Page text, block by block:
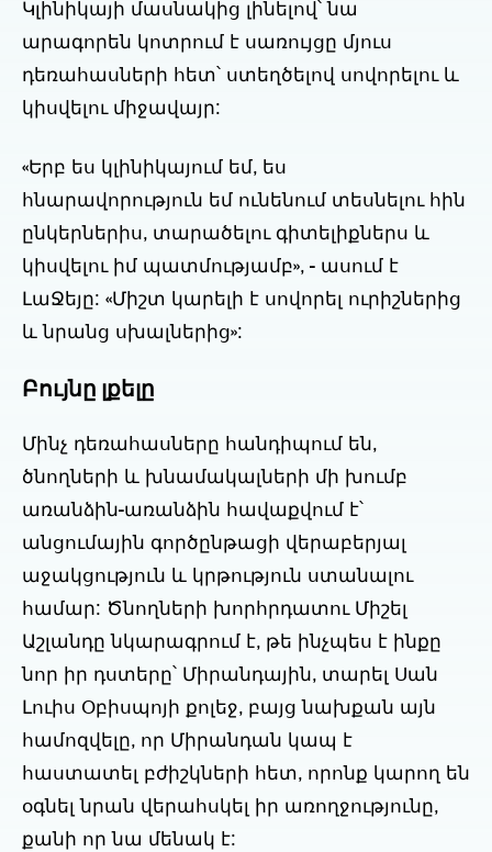
Կլինիկայի մասնակից լինելով՝ նա
արագորեն կոտրում է սառույցը մյուս
դեռահասների հետ՝ ստեղծելով սովորելու և
կիսվելու միջավայր:
«Երբ ես կլինիկայում եմ, ես
հնարավորություն եմ ունենում տեսնելու հին
ընկերներիս, տարածելու գիտելիքներս և
կիսվելու իմ պատմությամբ», - ասում է
ԼաՋեյը: «Միշտ կարելի է սովորել ուրիշներից
և նրանց սխալներից»:
Բույնը լքելը
Մինչ դեռահասները հանդիպում են,
ծնողների և խնամակալների մի խումբ
առանձին-առանձին հավաքվում է՝
անցումային գործընթացի վերաբերյալ
աջակցություն և կրթություն ստանալու
համար: Ծնողների խորհրդատու Միշել
Աշլանդը նկարագրում է, թե ինչպես է ինքը
նոր իր դստերը՝ Միրանդային, տարել Սան
Լուիս Օբիսպոյի քոլեջ, բայց նախքան այն
համոզվելը, որ Միրանդան կապ է
հաստատել բժիշկների հետ, որոնք կարող են
օգնել նրան վերահսկել իր առողջությունը,
քանի որ նա մենակ է: